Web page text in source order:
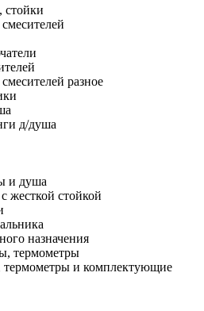
стойки
разное
д/душа
и душа
жесткой стойкой
назначения
термометры
и комплектующие